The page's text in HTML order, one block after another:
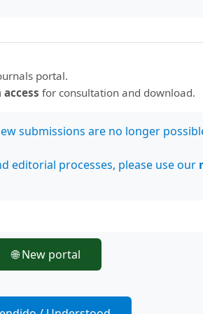
portal.
access for consultation and download.
submissions are no longer
editorial processes, please use our
🌐 New portal